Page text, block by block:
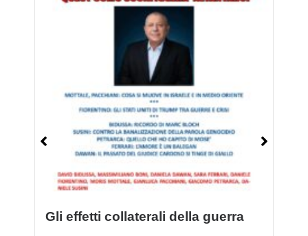
Gli effetti collaterali della guerra